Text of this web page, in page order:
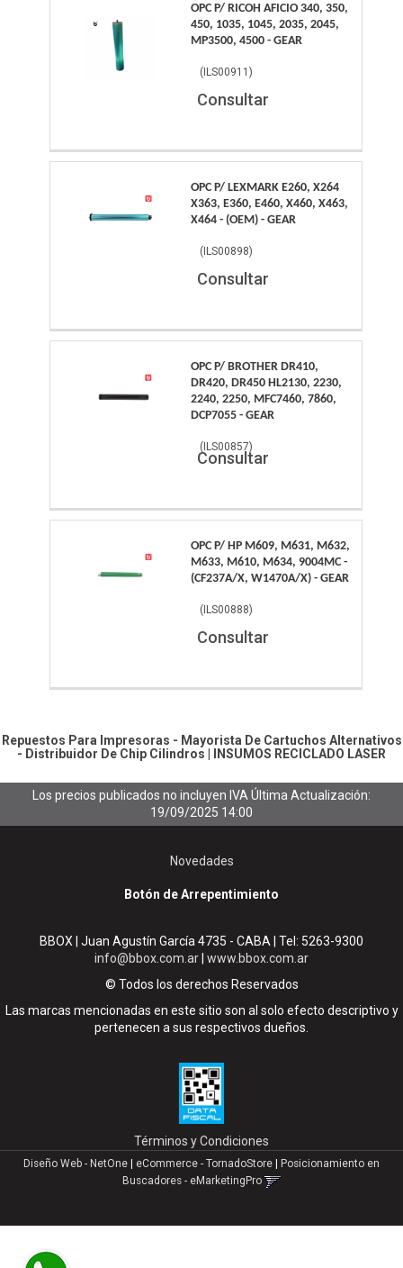
OPC P/ RICOH AFICIO 340, 350,
450, 1035, 1045, 2035, 2045,
MP3500, 4500 - GEAR
(ILS00911 )
Consultar
OPC P/ LEXMARK E260, X264
X363, E360, E460, X460, X463,
X464 - (OEM) - GEAR
(ILS00898)
Consultar
OPC P/ BROTHER DR410,
DR420, DR450 HL2130, 2230,
2240, 2250, MFC7460, 7860,
DCP7055 - GEAR
(ILS00857)
Consultar
OPC P/ HP M609, M631, M632,
M633, M610, M634, 9004MC -
(CF237A/X, W1470A/X) - GEAR
(ILS00888)
Consultar
Repuestos Para Impresoras - Mayorista De Cartuchos Alternativos
- Distribuidor De Chip Cilindros INSUMOS RECICLADO LASER
Los precios publicados no incluyen IVA Última Actualización:
19/09/2025 14:00
Novedades
Botón de Arrepentimiento
BBOX | Juan Agustín García 4735 - CABA | Tel: 5263-9300
info@bbox.com.ar www.bbox.com.ar
© Todos los derechos Reservados
Las marcas mencionadas en este sitio son al solo efecto descriptivo y
pertenecen a sus respectivos dueños.
Términos y Condiciones
Diseño Web - NetOne eCommerce - TornadoStore
Posicionamiento en
Buscadores - eMarketingPro